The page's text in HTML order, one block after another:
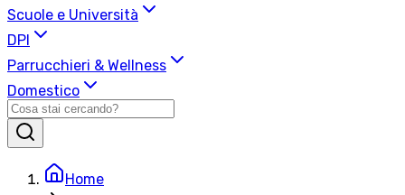
Scuole e Università
DPI
Parrucchieri & Wellness
Domestico
Home